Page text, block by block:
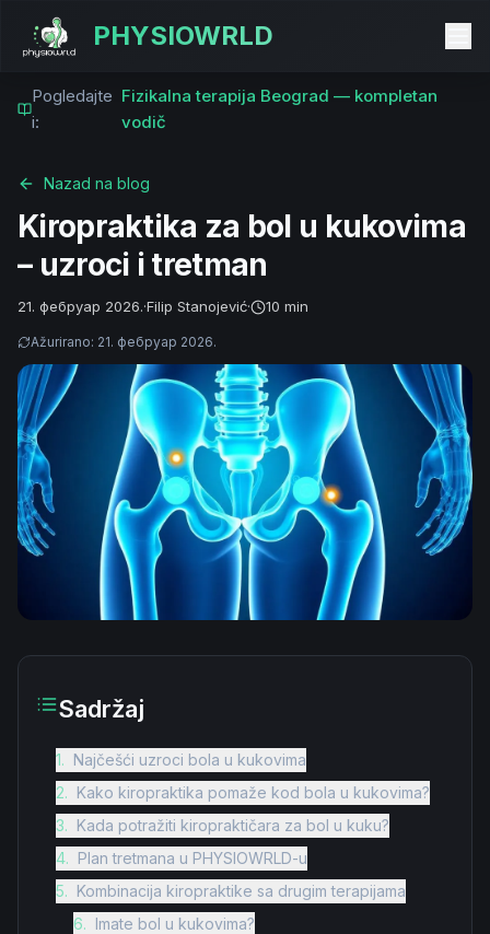
PHYSIOWRLD
Pogledajte
i:
Fizikalna terapija Beograd — kompletan
vodič
Nazad na blog
Kiropraktika za bol u kukovima
– uzroci i tretman
21. фебруар 2026.·Filip Stanojević· 10 min
Ažurirano: 21. фебруар 2026.
Sadržaj
1. Najčešći uzroci bola u kukovima
2. Kako kiropraktika pomaže kod bola u kukovima?
3. Kada potražiti kiropraktičara za bol u kuku?
4. Plan tretmana u PHYSIOWRLD-u
5. Kombinacija kiropraktike sa drugim terapijama
6. Imate bol u kukovima?